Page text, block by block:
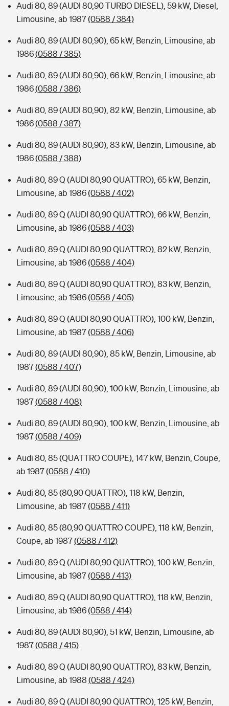
Audi 80, 89 (AUDI 80,90 TURBO DIESEL), 59 kW, Diesel,
Limousine, ab 1987(0588 / 384)
Audi 80, 89 (AUDI 80,90), 65 kW, Benzin, Limousine, ab
1986(0588 / 385)
Audi 80, 89 (AUDI 80,90), 66 kW, Benzin, Limousine, ab
1986(0588 / 386)
Audi 80, 89 (AUDI 80,90), 82 kW, Benzin, Limousine, ab
1986(0588 / 387)
Audi 80, 89 (AUDI 80,90), 83 kW, Benzin, Limousine, ab
1986(0588 / 388)
Audi 80, 89 Q (AUDI 80,90 QUATTRO), 65 kW, Benzin,
Limousine, ab 1986(0588 / 402)
Audi 80, 89 Q (AUDI 80,90 QUATTRO), 66 kW, Benzin,
Limousine, ab 1986(0588 / 403)
Audi 80, 89 Q (AUDI 80,90 QUATTRO), 82 kW, Benzin,
Limousine, ab 1986(0588 / 404)
Audi 80, 89 Q (AUDI 80,90 QUATTRO), 83 kW, Benzin,
Limousine, ab 1986(0588 / 405)
Audi 80, 89 Q (AUDI 80,90 QUATTRO), 100 kW, Benzin,
Limousine, ab 1987(0588 / 406)
Audi 80, 89 (AUDI 80,90), 85 kW, Benzin, Limousine, ab
1987(0588 / 407)
Audi 80, 89 (AUDI 80,90), 100 kW, Benzin, Limousine, ab
1987(0588 / 408)
Audi 80, 89 (AUDI 80,90), 100 kW, Benzin, Limousine, ab
1987(0588 / 409)
Audi 80, 85 (QUATTRO COUPE), 147 kW, Benzin, Coupe,
ab 1987(0588 / 410)
Audi 80, 85 (80,90 QUATTRO), 118 kW, Benzin,
Limousine, ab 1987(0588 / 411)
Audi 80, 85 (80,90 QUATTRO COUPE), 118 kW, Benzin,
Coupe, ab 1987(0588 / 412)
Audi 80, 89 Q (AUDI 80,90 QUATTRO), 100 kW, Benzin,
Limousine, ab 1987(0588 / 413)
Audi 80, 89 Q (AUDI 80,90 QUATTRO), 118 kW, Benzin,
Limousine, ab 1986(0588 / 414)
Audi 80, 89 (AUDI 80,90), 51 kW, Benzin, Limousine, ab
1987(0588 / 415)
Audi 80, 89 Q (AUDI 80,90 QUATTRO), 83 kW, Benzin,
Limousine, ab 1988 (0588 / 424)
Audi 80, 89 Q (AUDI 80,90 QUATTRO), 125 kW, Benzin,